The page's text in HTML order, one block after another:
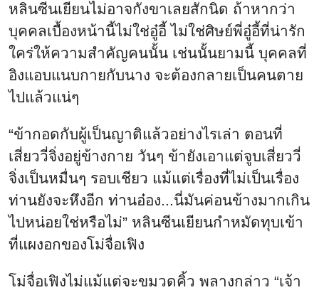
หลินซีนเยียนไม่อาจกังขาเลยสักนิด ถ้าหากว่า
บุคคลเบื้องหน้านี้ไม่ใช่อู๋อี้ ไม่ใช่ศิษย์พี่อู๋อี้ที่น่ารัก
ใคร่ให้ความสำคัญคนนั้น เช่นนั้นยามนี้ บุคคลที่
อิงแอบแนบกายกับนาง จะต้องกลายเป็นคนตาย
ไปแล้วแน่ๆ
“ข้ากอดกับผู้เป็นญาติแล้วอย่างไรเล่า ตอนที่
เสี่ยววี่จิ่งอยู่ข้างกาย วันๆ ข้ายังเอาแต่จูบเสี่ยววี่
จิ่งเป็นหมื่นๆ รอบเชียว แม้แต่เรื่องที่ไม่เป็นเรื่อง
ท่านยังจะหึงอีก ท่านอ๋อง...นี่มันค่อนข้างมากเกิน
ไปหน่อยใช่หรือไม่” หลินซีนเยียนกำหมัดทุบเข้า
ที่แผงอกของโม่จื่อเฟิง
โม่จื่อเฟิงไม่แม้แต่จะขมวดคิ้ว พลางกล่าว “เจ้า